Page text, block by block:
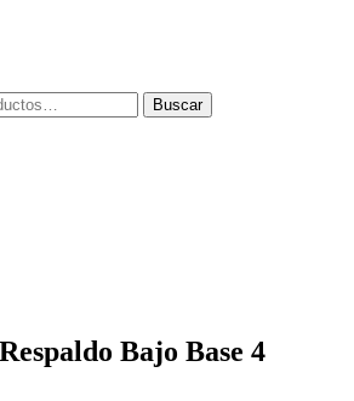
Buscar
Bajo Base 4